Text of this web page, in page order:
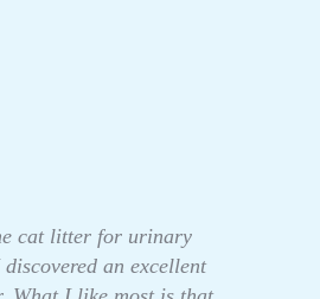
cat litter for urinary
an excellent